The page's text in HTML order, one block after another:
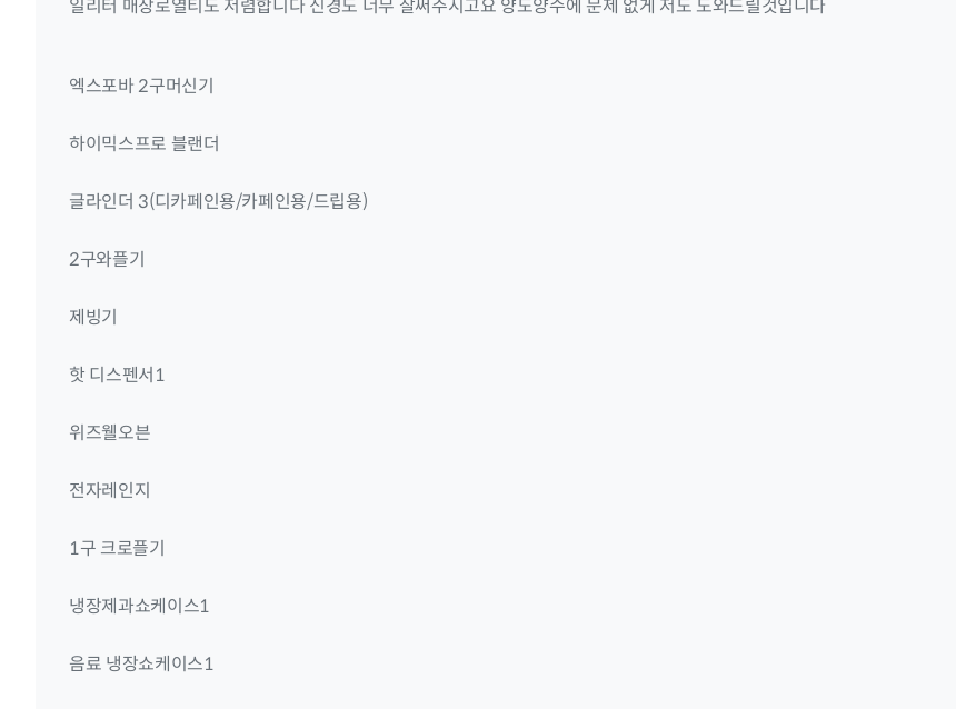
일리터 매장로열티도 저렴합니다 신경도 너무 잘써주시고요 양도양수에 문제 없게 저도 도와드릴것입니다
엑스포바 2구머신기
하이믹스프로 블랜더
글라인더 3(디카페인용/카페인용/드립용)
2구와플기
제빙기
핫 디스펜서1
위즈웰오븐
전자레인지
1구 크로플기
냉장제과쇼케이스1
음료 냉장쇼케이스1